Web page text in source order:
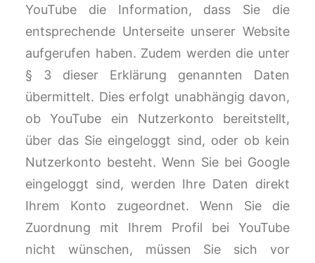
YouTube die Information, dass Sie die
entsprechende Unterseite unserer Website
aufgerufen haben. Zudem werden die unter
§ 3 dieser Erklärung genannten Daten
übermittelt. Dies erfolgt unabhängig davon,
ob YouTube ein Nutzerkonto bereitstellt,
über das Sie eingeloggt sind, oder ob kein
Nutzerkonto besteht. Wenn Sie bei Google
eingeloggt sind, werden Ihre Daten direkt
Ihrem Konto zugeordnet. Wenn Sie die
Zuordnung mit Ihrem Profil bei YouTube
nicht wünschen, müssen Sie sich vor